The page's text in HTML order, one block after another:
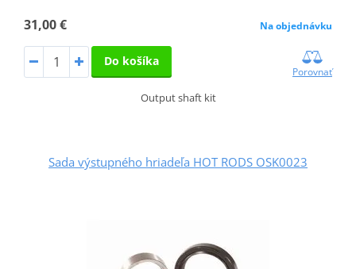
31,00 € Na objednávku
Do košíka
Porovnať
Output shaft kit
Sada výstupného hriadeľa HOT RODS OSK0023